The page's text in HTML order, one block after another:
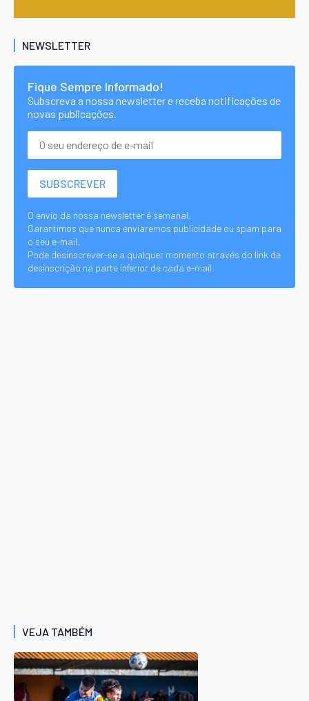
NEWSLETTER
Fique Sempre Informado!
Subscreva a nossa newsletter e receba notificações de
novas publicações.
O envio da nossa newsletter é semanal.
Garantimos que nunca enviaremos publicidade ou spam para
o seu e-mail.
Pode desinscrever-se a qualquer momento através do link de
desinscrição na parte inferior de cada e-mail.
VEJA TAMBÉM